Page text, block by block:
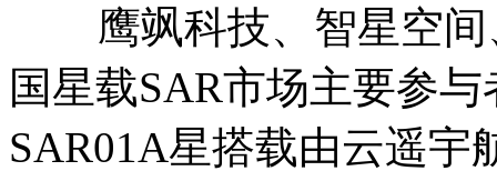
鹰飒科技、智星空间
国星载SAR市场主要参
SAR01A星搭载由云遥宇